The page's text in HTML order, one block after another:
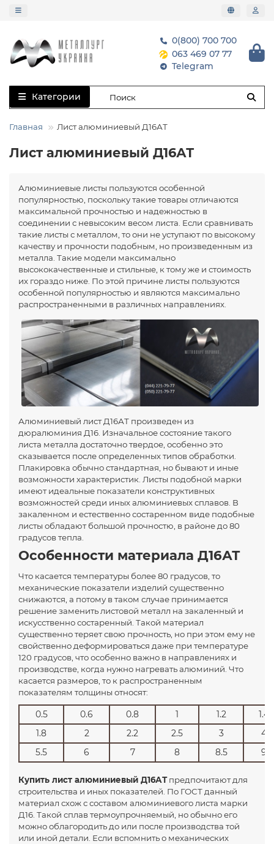
0(800) 700 700
063 469 07 77
Telegram
Категории
Главная Лист алюминиевый Д16АТ
Лист алюминиевый Д16АТ
Алюминиевые листы пользуются особенной
популярностью, поскольку такие товары отличаются
максимальной прочностью и надежностью в
соединении с невысоким весом листа. Если сравнивать
такие листы с металлом, то они не уступают по высокому
качеству и прочности подобным, но произведенным из
металла. Такие модели максимально
высококачественные и стильные, к тому же и стоимость
их гораздо ниже. По этой причине листы пользуются
особенной популярностью и являются максимально
распространенными в различных направлениях.
Алюминиевый лист Д16АТ произведен из
дюралюминия Д16. Изначальное состояние такого
листа металла достаточно твердое, особенно это
сказывается после определенных типов обработки.
Плакировка обычно стандартная, но бывают и иные
возможности характеристик. Листы подобной марки
имеют идеальные показатели конструктивных
возможностей среди иных алюминиевых сплавов. В
закаленном и естественно состаренном виде подобные
листы обладают большой прочностю, в районе до 80
градусов тепла.
Особенности материала Д16АТ
Что касается температуры более 80 градусов, то
механические показатели изделий существенно
снижаются, а потому в таком случае принимается
решение заменить листовой металл на закаленный и
искусственно состаренный. Такой материал
существенно теряет свою прочность, но при этом ему не
свойственно деформироваться даже при температуре
120 градусов, что особенно важно в направлениях и
производстве, когда нужно нагревать алюминий. Что
касается размеров, то к распространенным
показателям толщины относят:
0.5 0.6 0.8 1 1.2
1.4
1.8
2 2.2 2.5 3
4
5.5
6 7 8 8.5 9
Купить лист алюминиевый Д16АТпредпочитают для
строительства и иных показателей. По ГОСТ данный
материал схож с составом алюминиевого листа марки
Д16. Такой сплав термоупрочняемый, но обычно его
можно облагородить до или после производства той
или иной детали. Если вспомнить о механических